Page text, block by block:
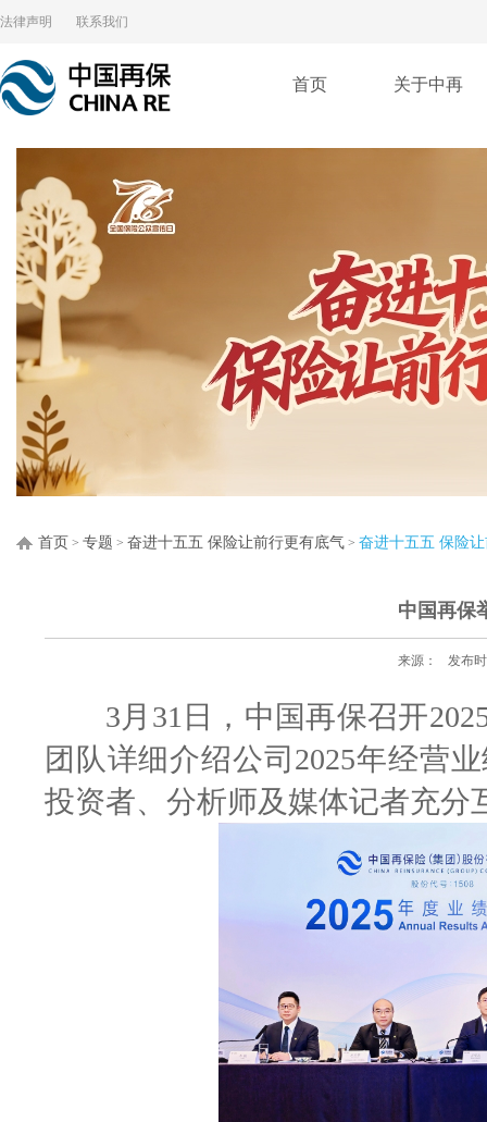
法律声明 联系我们
首页 关于中再
首页 > 专题 > 奋进十五五 保险让前行更有底气 > 奋进十五五 保险
中国再保
来源： 发布
3月31日，中国再保召开
团队详细介绍公司2025年经营
投资者、分析师及媒体记者充分